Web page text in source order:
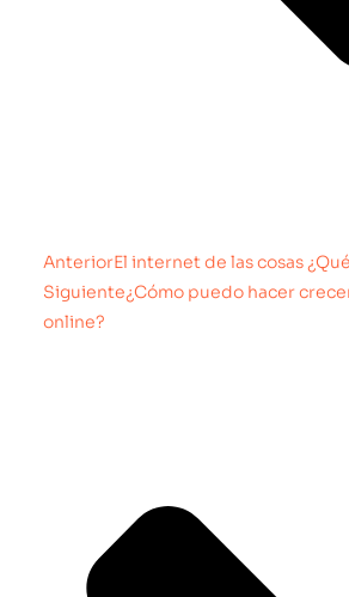
AnteriorEl internet de las cosas
Siguiente¿Cómo puedo hacer
online?